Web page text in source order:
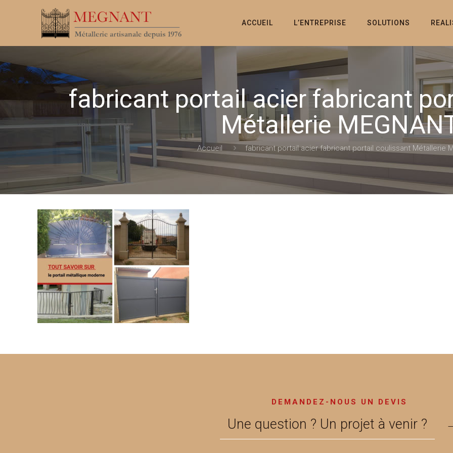
ACCUEIL L’ENTREPRISE SOLUTIONS
fabricant portail acier fabricant
Métallerie
Accueil fabricant portail acier fabricant portail coulissant Métallerie
DEMANDEZ-NOUS UN DEVIS
Une question ? Un projet à venir ?